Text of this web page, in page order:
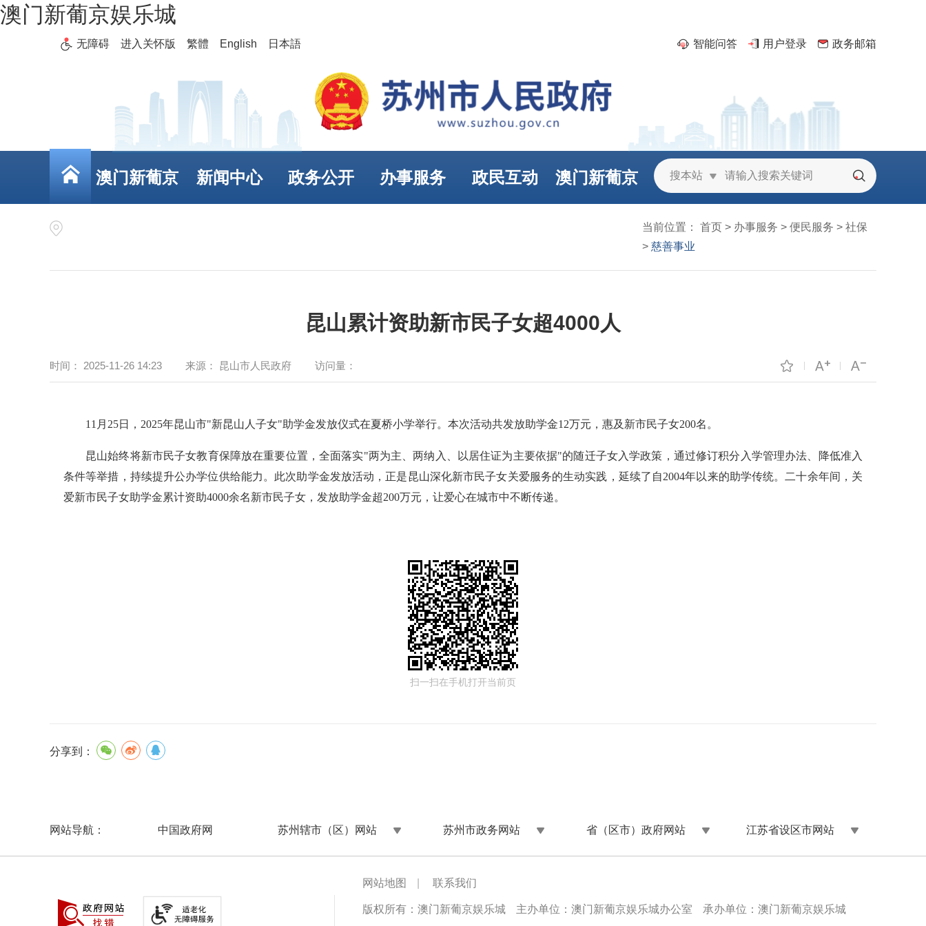
澳门新葡京娱乐城
无障碍 进入关怀版 繁體 English 日本語 智能问答 用户登录 政务邮箱
搜本站
澳门新葡京 新闻中心 政务公开 办事服务 政民互动 澳门新葡京
当前位置： 首页> 办事服务 > 便民服务 > 社保
> 慈善事业
昆山累计资助新市民子女超4000人
时间： 2025-11-26 14:23 来源： 昆山市人民政府 访问量：
11月25日，2025年昆山市"新昆山人子女"助学金发放仪式在夏桥小学举行。本次活动共发放助学金12万元，惠及新市民子女200名。
昆山始终将新市民子女教育保障放在重要位置，全面落实"两为主、两纳入、以居住证为主要依据"的随迁子女入学政策，通过修订积分入学管理办法、降低准入
条件等举措，持续提升公办学位供给能力。此次助学金发放活动，正是昆山深化新市民子女关爱服务的生动实践，延续了自2004年以来的助学传统。二十余年间，关
爱新市民子女助学金累计资助4000余名新市民子女，发放助学金超200万元，让爱心在城市中不断传递。
扫一扫在手机打开当前页
分享到：
网站导航： 中国政府网 苏州辖市（区）网站 苏州市政务网站 省（区市）政府网站 江苏省设区市网站
网站地图 联系我们
版权所有：澳门新葡京娱乐城 主办单位：澳门新葡京娱乐城办公室 承办单位：澳门新葡京娱乐城